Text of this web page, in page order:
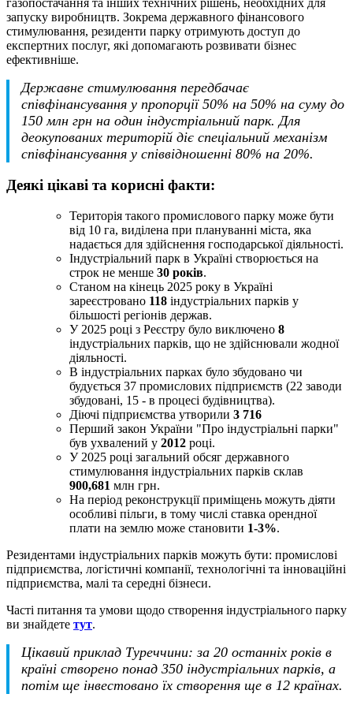
запуску виробництв. Зокрема державного фінансового
стимулювання, резиденти парку отримують доступ до
експертних послуг, які допомагають розвивати бізнес
ефективніше.
Державне стимулювання передбачає
співфінансування у пропорції 50% на 50% на суму до
150 млн грн на один індустріальний парк. Для
деокупованих територій діє спеціальний механізм
співфінансування у співвідношенні 80% на 20%.
Деякі цікаві та корисні факти:
Територія такого промислового парку може бути
від 10 га, виділена при плануванні міста, яка
надається для здійснення господарської діяльності.
Індустріальний парк в Україні створюється на
строк не менше 30 років.
Станом на кінець 2025 року в Україні
зареєстровано 118 індустріальних парків у
більшості регіонів держав.
У 2025 році з Реєстру було виключено 8
індустріальних парків, що не здійснювали жодної
діяльності.
В індустріальних парках було збудовано чи
будується 37 промислових підприємств (22 заводи
збудовані, 15 - в процесі будівництва).
Діючі підприємства утворили 3 716
Перший закон України "Про індустріальні парки"
був ухвалений у 2012 році.
У 2025 році загальний обсяг державного
стимулювання індустріальних парків склав
900,681 млн грн.
На період реконструкції приміщень можуть діяти
особливі пільги, в тому числі ставка орендної
плати на землю може становити 1-3%.
Резидентами індустріальних парків можуть бути: промислові
підприємства, логістичні компанії, технологічні та інноваційні
підприємства, малі та середні бізнеси.
Часті питання та умови щодо створення індустріального парку
ви знайдете тут.
Цікавий приклад Туреччини: за 20 останніх років в
країні створено понад 350 індустріальних парків, а
потім ще інвестовано їх створення ще в 12 країнах.